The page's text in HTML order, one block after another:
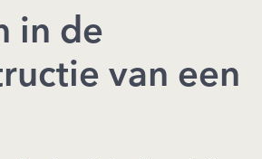
in de
van een